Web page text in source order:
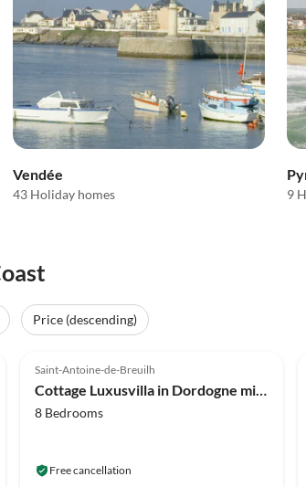
Vendée
43 Holiday homes 9
Price (descending)
Saint-Antoine-de-Breuilh
8 Bedrooms
Free cancellation